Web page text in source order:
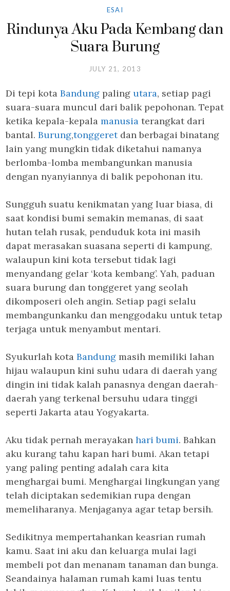
ESAI
Rindunya Aku Pada Kembang dan
Suara Burung
JULY 21, 2013
Di tepi kotaBandung palingutara, setiap pagi
suara-suara muncul dari balik pepohonan. Tepat
ketika kepala-kepalamanusia terangkat dari
bantal.Burung,tonggeretdan berbagai binatang
lain yang mungkin tidak diketahui namanya
berlomba-lomba membangunkan manusia
dengan nyanyiannya di balik pepohonan itu.
Sungguh suatu kenikmatan yang luar biasa, di
saat kondisi bumi semakin memanas, di saat
hutan telah rusak, penduduk kota ini masih
dapat merasakan suasana seperti di kampung,
walaupun kini kota tersebut tidak lagi
menyandang gelar ‘kota kembang’. Yah, paduan
suara burung dan tonggeret yang seolah
dikomposeri oleh angin. Setiap pagi selalu
membangunkanku dan menggodaku untuk tetap
terjaga untuk menyambut mentari.
Syukurlah kotaBandung masih memiliki lahan
hijau walaupun kini suhu udara di daerah yang
dingin ini tidak kalah panasnya dengan daerah-
daerah yang terkenal bersuhu udara tinggi
seperti Jakarta atau Yogyakarta.
Aku tidak pernah merayakanhari bumi. Bahkan
aku kurang tahu kapan hari bumi. Akan tetapi
yang paling penting adalah cara kita
menghargai bumi. Menghargai lingkungan yang
telah diciptakan sedemikian rupa dengan
memeliharanya. Menjaganya agar tetap bersih.
Sedikitnya mempertahankan keasrian rumah
kamu. Saat ini aku dan keluarga mulai lagi
membeli pot dan menanam tanaman dan bunga.
Seandainya halaman rumah kami luas tentu